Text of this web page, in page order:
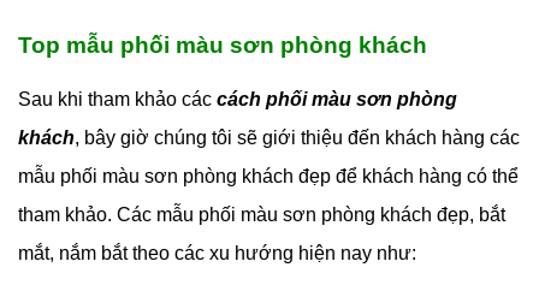
Top mẫu phối màu sơn phòng khách
Sau khi tham khảo các cách phối màu sơn phòng
khách, bây giờ chúng tôi sẽ giới thiệu đến khách hàng các
mẫu phối màu sơn phòng khách đẹp để khách hàng có thể
tham khảo. Các mẫu phối màu sơn phòng khách đẹp, bắt
mắt, nắm bắt theo các xu hướng hiện nay như: